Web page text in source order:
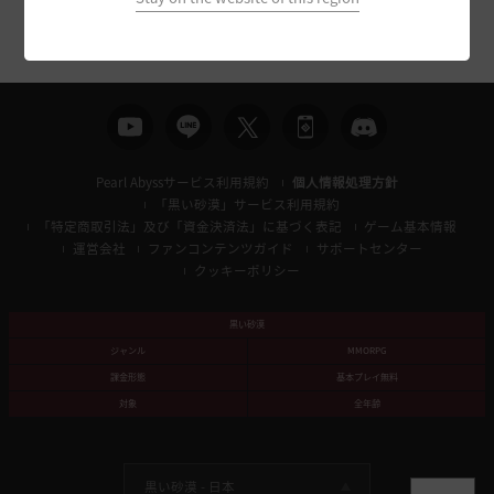
Pearl Abyssサービス利用規約
個人情報処理方針
「黒い砂漠」サービス利用規約
「特定商取引法」及び「資金決済法」に基づく表記
ゲーム基本情報
運営会社
ファンコンテンツガイド
サポートセンター
クッキーポリシー
黒い砂漠
ジャンル
MMORPG
課金形態
基本プレイ無料
対象
全年齢
黒い砂漠 - 日本